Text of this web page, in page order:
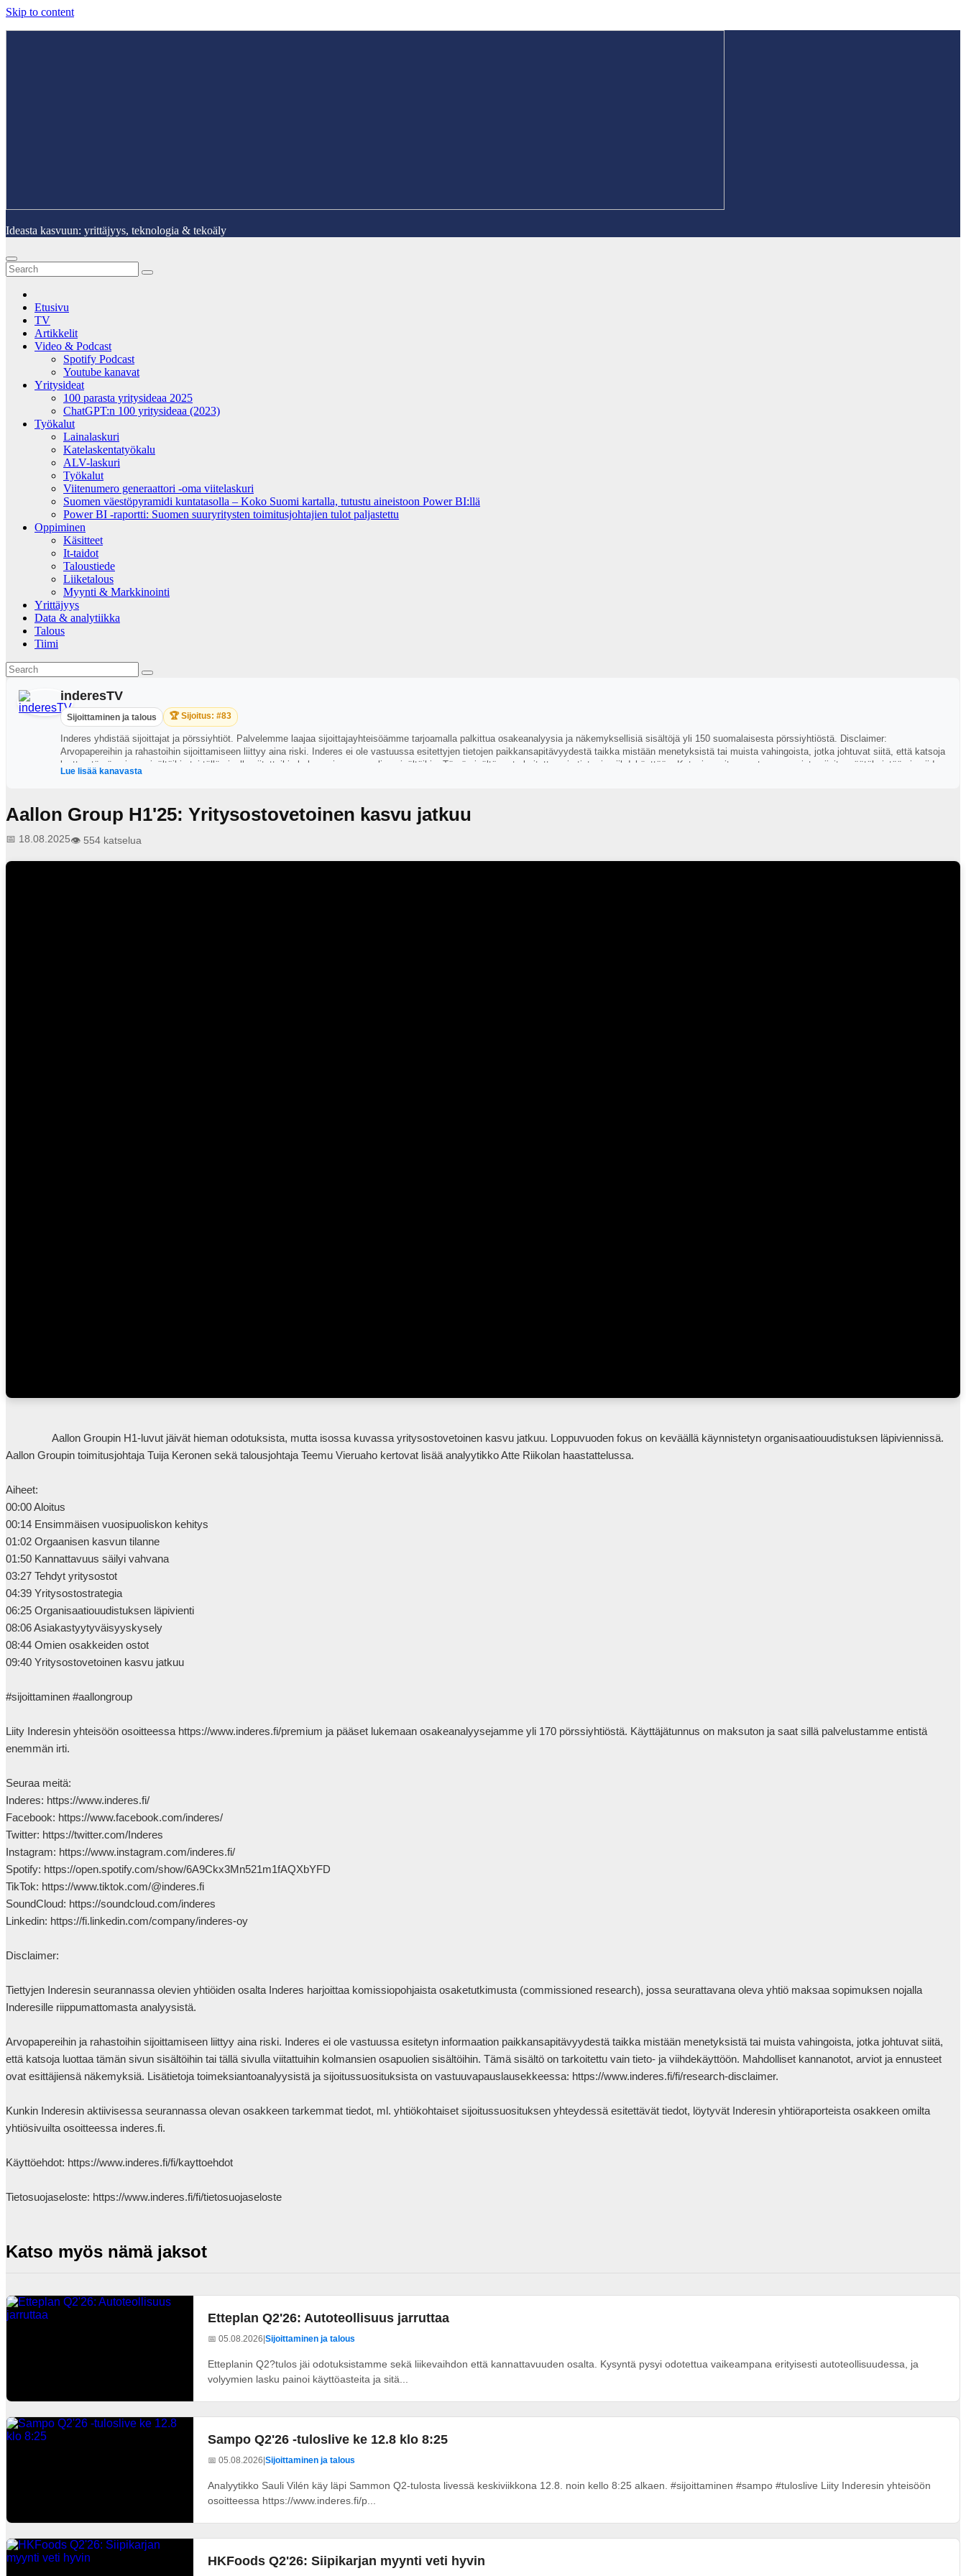
Skip to content
Ideasta kasvuun: yrittäjyys, teknologia & tekoäly
Etusivu
TV
Artikkelit
Video & Podcast
Spotify Podcast
Youtube kanavat
Yritysideat
100 parasta yritysideaa 2025
ChatGPT:n 100 yritysideaa (2023)
Työkalut
Lainalaskuri
Katelaskentatyökalu
ALV-laskuri
Työkalut
Viitenumero generaattori -oma viitelaskuri
Suomen väestöpyramidi kuntatasolla – Koko Suomi kartalla, tutustu aineistoon Power BI:llä
Power BI -raportti: Suomen suuryritysten toimitusjohtajien tulot paljastettu
Oppiminen
Käsitteet
It-taidot
Taloustiede
Liiketalous
Myynti & Markkinointi
Yrittäjyys
Data & analytiikka
Talous
Tiimi
inderesTV
Sijoittaminen ja talous 🏆 Sijoitus: #83
Inderes yhdistää sijoittajat ja pörssiyhtiöt. Palvelemme laajaa sijoittajayhteisöämme tarjoamalla palkittua osakeanalyysia ja näkemyksellisiä sisältöjä yli 150 suomalaisesta pörssiyhtiöstä. Disclaimer:
Arvopapereihin ja rahastoihin sijoittamiseen liittyy aina riski. Inderes ei ole vastuussa esitettyjen tietojen paikkansapitävyydestä taikka mistään menetyksistä tai muista vahingoista, jotka johtuvat siitä, että katsoja
luottaa tämän sivun sisältöihin tai tällä sivulla viitattuihin kolmansien osapuolien sisältöihin. Tämä sisältö on tarkoitettu vain tieto- ja viihdekäyttöön. Katsoja on itse vastuussa omista sijoituspäätöksistään ja niiden
tuloksista. Raporteilla esitettävä informaatio on hankittu useista eri julkisista lähteistä, joita Inderes pitää luotettavina. Inderesin pyrkimys on käyttää luotettavaa ja kattavaa tietoa, mutta Inderes ei takaa tietojen
Lue lisää kanavasta
Aallon Group H1'25: Yritysostovetoinen kasvu jatkuu
📅 18.08.2025👁️ 554 katselua
Aallon Groupin toimitusjohtaja Tuija Keronen sekä talousjohtaja Teemu Vieruaho kertovat lisää analyytikko Atte Riikolan haastattelussa.
Aiheet:
00:00 Aloitus
00:14 Ensimmäisen vuosipuoliskon kehitys
01:02 Orgaanisen kasvun tilanne
01:50 Kannattavuus säilyi vahvana
03:27 Tehdyt yritysostot
04:39 Yritysostostrategia
06:25 Organisaatiouudistuksen läpivienti
08:06 Asiakastyytyväisyyskysely
08:44 Omien osakkeiden ostot
09:40 Yritysostovetoinen kasvu jatkuu
#sijoittaminen #aallongroup
Liity Inderesin yhteisöön osoitteessa https://www.inderes.fi/premium ja pääset lukemaan osakeanalyysejamme yli 170 pörssiyhtiöstä. Käyttäjätunnus on maksuton ja saat sillä palvelustamme entistä
enemmän irti.
Seuraa meitä:
Inderes: https://www.inderes.fi/
Facebook: https://www.facebook.com/inderes/
Twitter: https://twitter.com/Inderes
Instagram: https://www.instagram.com/inderes.fi/
Spotify: https://open.spotify.com/show/6A9Ckx3Mn521m1fAQXbYFD
TikTok: https://www.tiktok.com/@inderes.fi
SoundCloud: https://soundcloud.com/inderes
Linkedin: https://fi.linkedin.com/company/inderes-oy
Disclaimer:
Tiettyjen Inderesin seurannassa olevien yhtiöiden osalta Inderes harjoittaa komissiopohjaista osaketutkimusta (commissioned research), jossa seurattavana oleva yhtiö maksaa sopimuksen nojalla
Inderesille riippumattomasta analyysistä.
Arvopapereihin ja rahastoihin sijoittamiseen liittyy aina riski. Inderes ei ole vastuussa esitetyn informaation paikkansapitävyydestä taikka mistään menetyksistä tai muista vahingoista, jotka johtuvat siitä,
että katsoja luottaa tämän sivun sisältöihin tai tällä sivulla viitattuihin kolmansien osapuolien sisältöihin. Tämä sisältö on tarkoitettu vain tieto- ja viihdekäyttöön. Mahdolliset kannanotot, arviot ja ennusteet
ovat esittäjiensä näkemyksiä. Lisätietoja toimeksiantoanalyysistä ja sijoitussuosituksista on vastuuvapauslausekkeessa: https://www.inderes.fi/fi/research-disclaimer.
Kunkin Inderesin aktiivisessa seurannassa olevan osakkeen tarkemmat tiedot, ml. yhtiökohtaiset sijoitussuosituksen yhteydessä esitettävät tiedot, löytyvät Inderesin yhtiöraporteista osakkeen omilta
yhtiösivuilta osoitteessa inderes.fi.
Käyttöehdot: https://www.inderes.fi/fi/kayttoehdot
Tietosuojaseloste: https://www.inderes.fi/fi/tietosuojaseloste
Katso myös nämä jaksot
Etteplan Q2'26: Autoteollisuus jarruttaa
📅 05.08.2026 Sijoittaminen ja talous
Etteplanin Q2?tulos jäi odotuksistamme sekä liikevaihdon että kannattavuuden osalta. Kysyntä pysyi odotettua vaikeampana erityisesti autoteollisuudessa, ja
volyymien lasku painoi käyttöasteita ja sitä...
Sampo Q2'26 -tuloslive ke 12.8 klo 8:25
📅 05.08.2026 Sijoittaminen ja talous
Analyytikko Sauli Vilén käy läpi Sammon Q2-tulosta livessä keskiviikkona 12.8. noin kello 8:25 alkaen. #sijoittaminen #sampo #tuloslive Liity Inderesin yhteisöön
osoitteessa https://www.inderes.fi/p...
HKFoods Q2'26: Siipikarjan myynti veti hyvin